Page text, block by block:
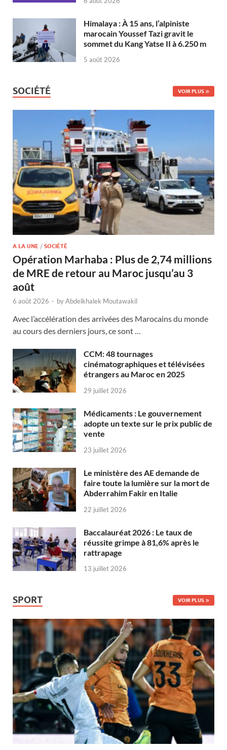
Himalaya : À 15 ans, l’alpiniste
marocain Youssef Tazi gravit le
sommet du Kang Yatse II à 6.250 m
5 août 2026
SOCIÉTÉ VOIR PLUS
A LA UNE / SOCIÉTÉ
Opération Marhaba : Plus de 2,74 millions
de MRE de retour au Maroc jusqu’au 3
août
6 août 2026 - byAbdelkhalek Moutawakil
Avec l’accélération des arrivées des Marocains du monde
au cours des derniers jours, ce sont …
CCM: 48 tournages
cinématographiques et télévisées
étrangers au Maroc en 2025
29 juillet 2026
Médicaments : Le gouvernement
adopte un texte sur le prix public de
vente
23 juillet 2026
Le ministère des AE demande de
faire toute la lumière sur la mort de
Abderrahim Fakir en Italie
22 juillet 2026
Baccalauréat 2026 : Le taux de
réussite grimpe à 81,6% après le
rattrapage
13 juillet 2026
SPORT VOIR PLUS